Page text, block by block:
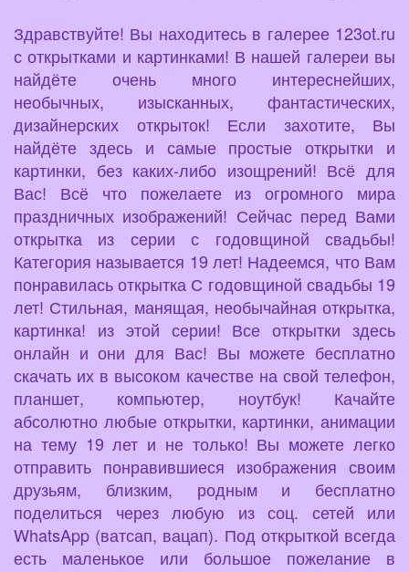
Здравствуйте! Вы находитесь в галерее 123ot.ru
с открытками и картинками! В нашей галереи вы
найдёте очень много интереснейших,
необычных, изысканных, фантастических,
дизайнерских открыток! Если захотите, Вы
найдёте здесь и самые простые открытки и
картинки, без каких-либо изощрений! Всё для
Вас! Всё что пожелаете из огромного мира
праздничных изображений! Сейчас перед Вами
открытка из серии с годовщиной свадьбы!
Категория называется 19 лет! Надеемся, что Вам
понравилась открытка С годовщиной свадьбы 19
лет! Стильная, манящая, необычайная открытка,
картинка! из этой серии! Все открытки здесь
онлайн и они для Вас! Вы можете бесплатно
скачать их в высоком качестве на свой телефон,
планшет, компьютер, ноутбук! Качайте
абсолютно любые открытки, картинки, анимации
на тему 19 лет и не только! Вы можете легко
отправить понравившиеся изображения своим
друзьям, близким, родным и бесплатно
поделиться через любую из соц. сетей или
WhatsApp (ватсап, вацап). Под открыткой всегда
есть маленькое или большое пожелание в